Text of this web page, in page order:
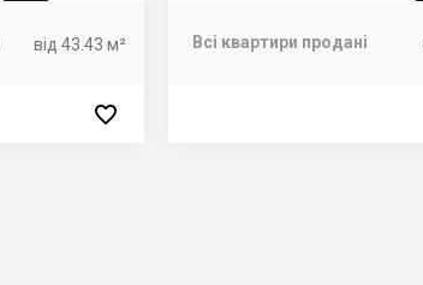
від 43.43 м²

Всі квартири продані